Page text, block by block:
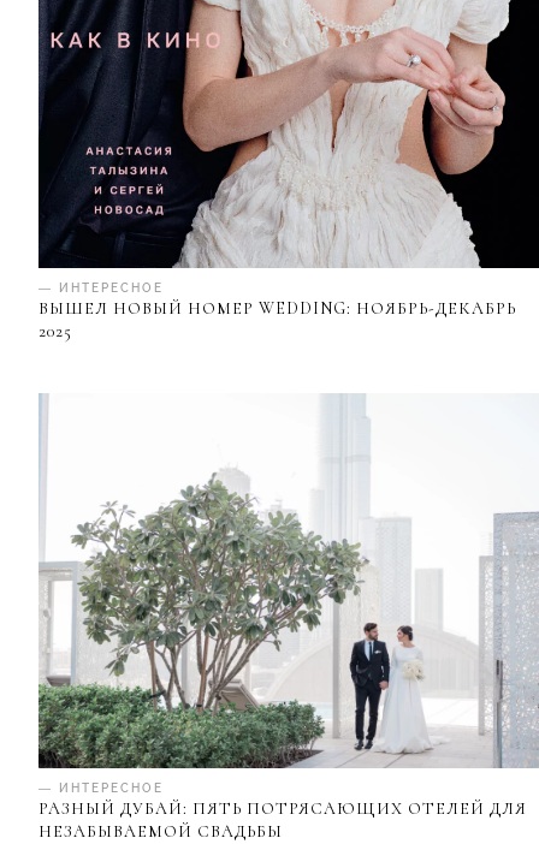
— ИНТЕРЕСНОЕ
ВЫШЕЛ НОВЫЙ НОМЕР WEDDING: НОЯБРЬ-ДЕКАБРЬ
2025
— ИНТЕРЕСНОЕ
РАЗНЫЙ ДУБАЙ: ПЯТЬ ПОТРЯСАЮЩИХ ОТЕЛЕЙ ДЛЯ
НЕЗАБЫВАЕМОЙ СВАДЬБЫ